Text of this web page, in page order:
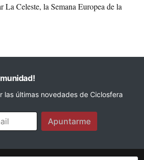
La Celeste, la Semana Europea de la
las últimas novedades de Ciclosfera
Apuntarme